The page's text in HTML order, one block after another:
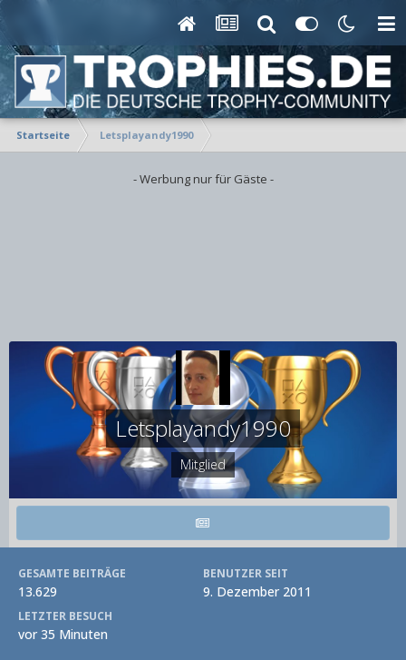
Startseite Letsplayandy1990
- Werbung nur für Gäste -
Letsplayandy1990
Mitglied
GESAMTE BEITRÄGE
13.629
BENUTZER SEIT
9. Dezember 2011
LETZTER BESUCH
vor 35 Minuten